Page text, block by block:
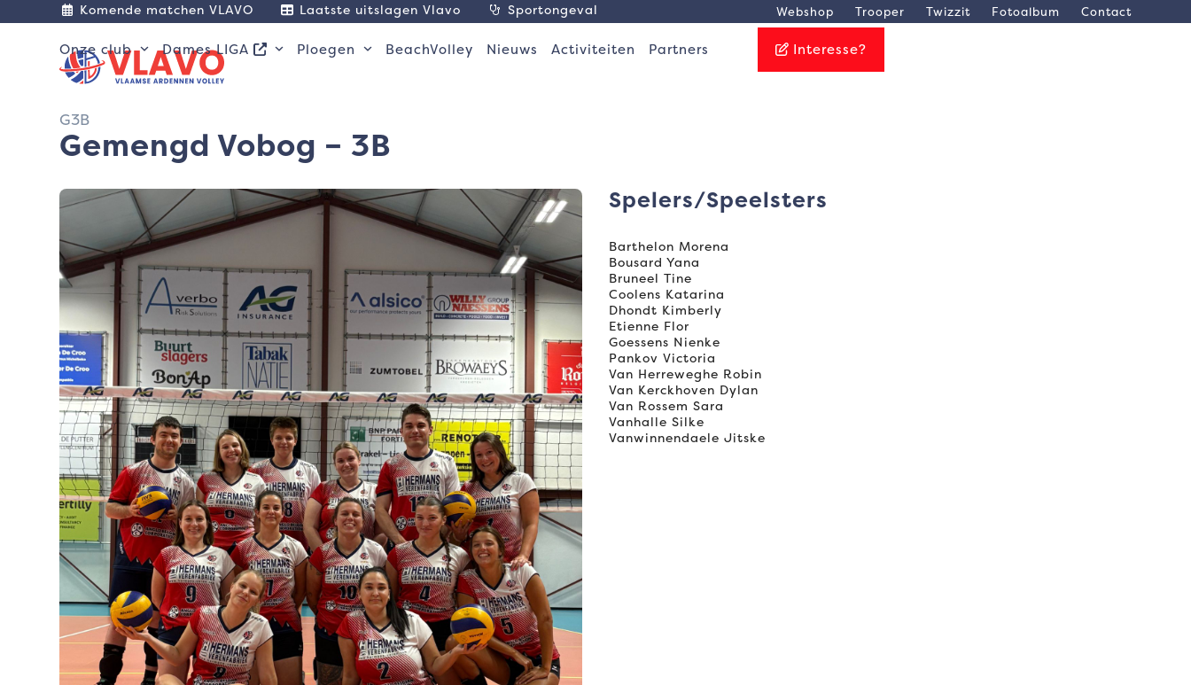
to
Komende matchen VLAVO Laatste uitslagen Vlavo Sportongeval Webshop Trooper Twizzit Fotoalbum Contact
Onze club Dames LIGA Ploegen BeachVolley Nieuws Activiteiten Partners Interesse?
Gemengd Vobog – 3B
G3B
Spelers/Speelsters
Barthelon Morena
Bousard Yana
Bruneel Tine
Coolens Katarina
Dhondt Kimberly
Etienne Flor
Goessens Nienke
Pankov Victoria
Van Herreweghe Robin
Van Kerckhoven Dylan
Van Rossem Sara
Vanhalle Silke
Vanwinnendaele Jitske